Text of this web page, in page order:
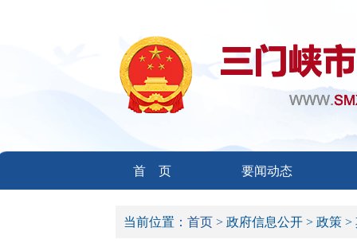
首 页 要闻动态
当前位置： 首页 > 政府信息公开 > 政策 >